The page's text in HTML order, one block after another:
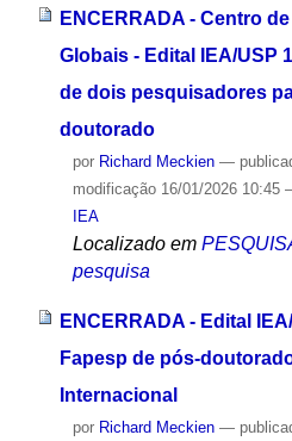
ENCERRADA - Centro
Globais - Edital IEA/USP
de dois pesquisadores
doutorado
por Richard Meckien —
modificação16/01/2026 10:45
IEA
Localizado em
pesquisa
ENCERRADA - Edital
Fapesp de pós-
Internacional
por Richard Meckien —